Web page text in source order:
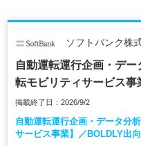
ソフトバンク株
自動運転運行企画・デ
転モビリティサービス
掲載終了日：2026/9/2
自動運転運行企画・データ分
サービス事業】／BOLDLY出